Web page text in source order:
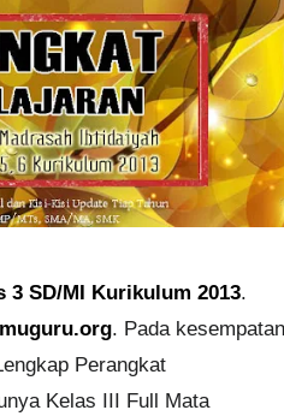
3 SD/MI Kurikulum 2013.
. Pada kesempatan
Perangkat
Kelas III Full Mata